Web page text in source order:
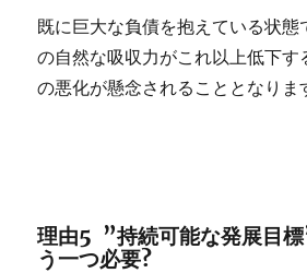
既に巨大な負債を抱えている状態
の自然な吸収力がこれ以上低下す
の悪化が懸念されることとなりま
理由5 ”持続可能な発展目
う一つ必要?